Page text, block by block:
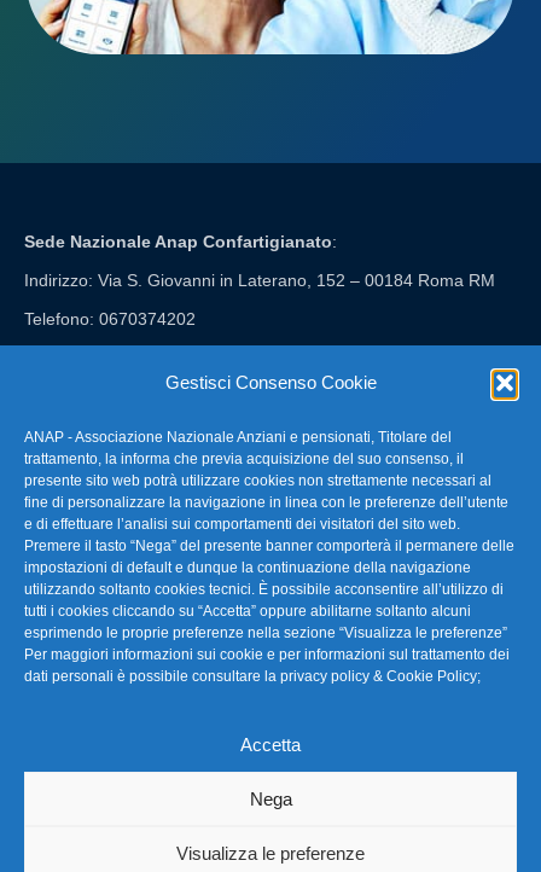
Gestisci Consenso Cookie
ANAP - Associazione Nazionale Anziani e pensionati, Titolare del
trattamento, la informa che previa acquisizione del suo consenso, il
presente sito web potrà utilizzare cookies non strettamente necessari al
fine di personalizzare la navigazione in linea con le preferenze dell’utente
e di effettuare l’analisi sui comportamenti dei visitatori del sito web.
Premere il tasto “Nega” del presente banner comporterà il permanere delle
impostazioni di default e dunque la continuazione della navigazione
utilizzando soltanto cookies tecnici. È possibile acconsentire all’utilizzo di
tutti i cookies cliccando su “Accetta” oppure abilitarne soltanto alcuni
esprimendo le proprie preferenze nella sezione “Visualizza le preferenze”
Per maggiori informazioni sui cookie e per informazioni sul trattamento dei
dati personali è possibile consultare la privacy policy & Cookie Policy;
Accetta
Nega
Visualizza le preferenze
Sede Nazionale Anap Confartigianato:
Indirizzo: Via S. Giovanni in Laterano, 152 – 00184 Roma RM
Telefono: 0670374202
FAQ – Domande Frequenti
La nostra Newsletter
Link Utili
TG Confartigianato
Privacy & Cookie Policy
Seguici